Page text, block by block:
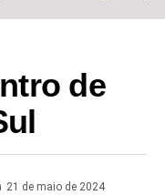
de
21 de maio de 2024